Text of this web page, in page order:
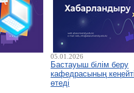
05.01.2026
Бастауыш білім беру
кафедрасының
өтеді